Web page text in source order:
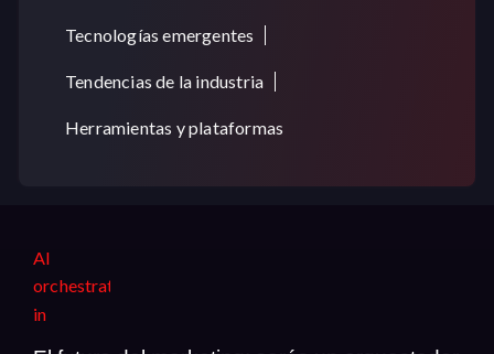
Tecnologías emergentes
Tendencias de la industria
Herramientas y plataformas